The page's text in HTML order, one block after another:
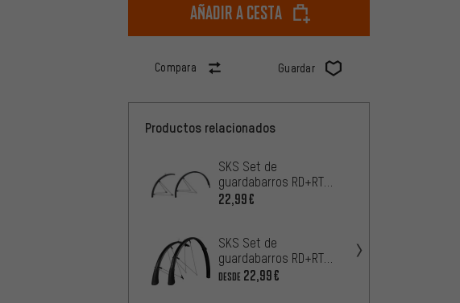
Añadir a cesta
Compara Guardar
Productos relacionados
SKS Set de
guardabarros RD+RT
Bluemels Basic
22,99€
SKS Set de
guardabarros RD+RT
Bluemels Matt
DESDE 22,99€